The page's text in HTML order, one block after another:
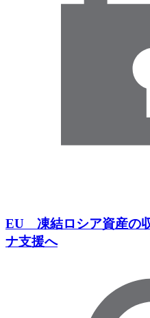
EU 凍結ロシア資産の
ナ支援へ